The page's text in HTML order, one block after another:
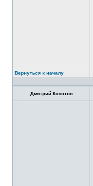
Вернуться к началу
Дмитрий Колотов